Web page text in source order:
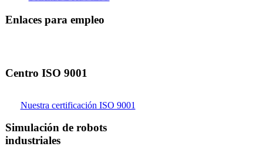
Enlaces para empleo
Centro ISO 9001
Nuestra certificación ISO 9001
Simulación de robots
industriales